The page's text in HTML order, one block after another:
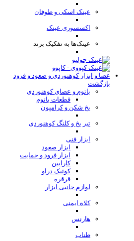
عینک اسکی و طوفان
اکسسوری عینک
عینک‌ها به تفکیک برند
عصا و ابزار کوهنوردی و صعود و فرود
بازگشت
باتوم و عصای کوهنوردی
قطعات باتوم
یخ شکن و کرامپون
تبر یخ و کلنگ کوهنوردی
ابزار فنی
ابزار صعود
ابزار فرود و حمایت
کارابین
کوئیک دراو
قرقره
لوازم جانبی ابزار
کلاه ایمنی
هارنس
طناب